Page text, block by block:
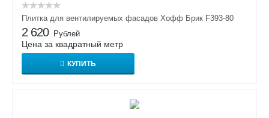
Плитка для вентилируемых фасадов Хофф Брик F393-80
2 620 Рублей
Цена за квадратный метр
КУПИТЬ